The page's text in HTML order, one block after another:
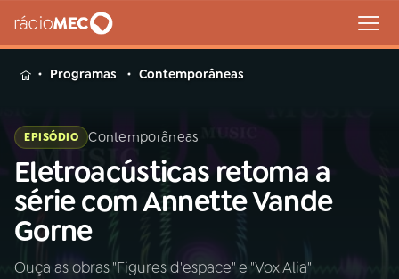
MENU
Buscar
na
Rádio
MEC
Buscar
Início AO VIVO
Programas Contemporâneas
EPISÓDIO Contemporâneas
Eletroacústicas retoma a
série com Annette Vande
Gorne
Ouça as obras "Figures d'espace" e "Vox Alia"